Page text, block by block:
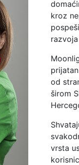
kroz
od
širom
vrsta